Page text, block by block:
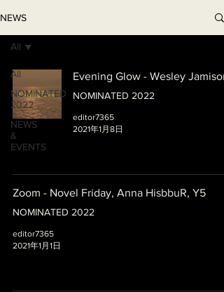
NEWS
All
NOMINATED
2022
NEWS
&
EVENTS
All
Evening Glow - Wesley Jamison
NOMINATED 2022
editor7365
2021年1月8日
Zoom - Novel Friday, Anna HisbbuR, Y5
NOMINATED 2022
editor7365
2021年1月1日